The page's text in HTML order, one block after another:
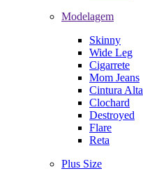
Modelagem
Skinny
Wide Leg
Cigarrete
Mom Jeans
Cintura Alta
Clochard
Destroyed
Flare
Reta
Plus Size